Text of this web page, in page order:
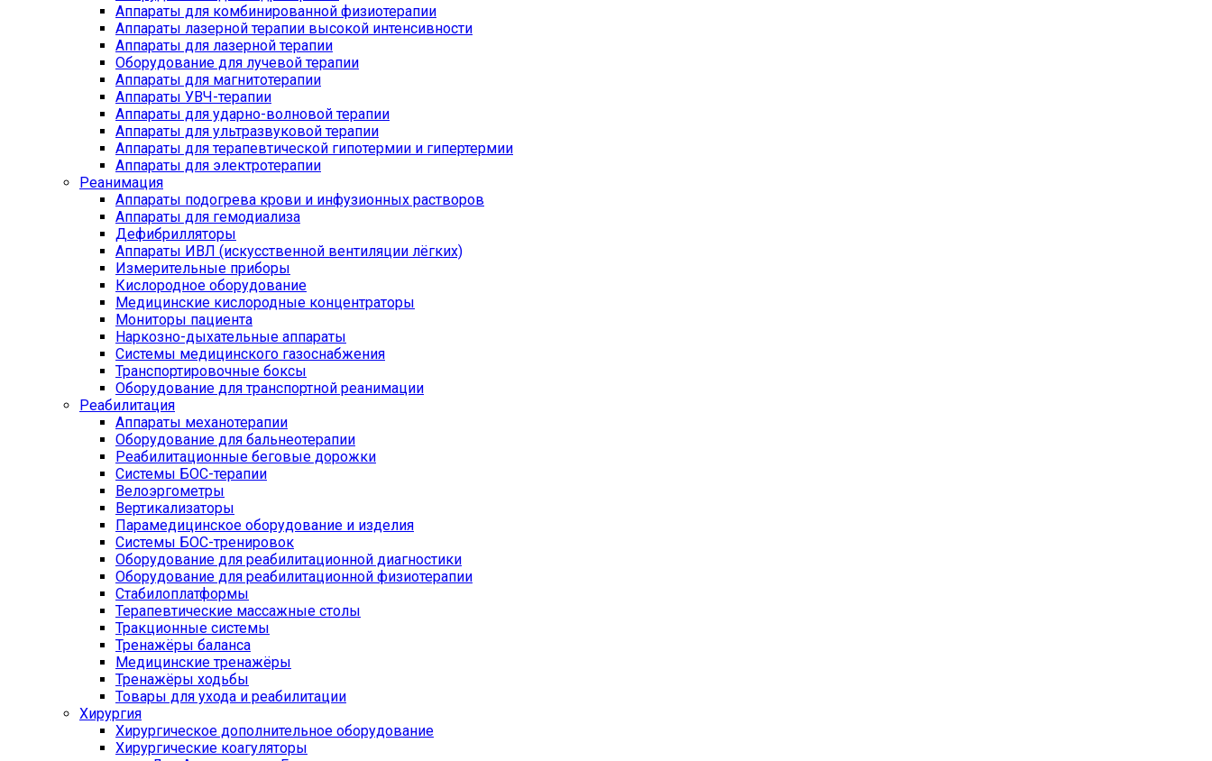
Аппараты для комбинированной физиотерапии
Аппараты лазерной терапии высокой интенсивности
Аппараты для лазерной терапии
Оборудование для лучевой терапии
Аппараты для магнитотерапии
Аппараты УВЧ-терапии
Аппараты для ударно-волновой терапии
Аппараты для ультразвуковой терапии
Аппараты для терапевтической гипотермии и гипертермии
Аппараты для электротерапии
Реанимация
Аппараты подогрева крови и инфузионных растворов
Аппараты для гемодиализа
Дефибрилляторы
Аппараты ИВЛ (искусственной вентиляции лёгких)
Измерительные приборы
Кислородное оборудование
Медицинские кислородные концентраторы
Мониторы пациента
Наркозно-дыхательные аппараты
Системы медицинского газоснабжения
Транспортировочные боксы
Оборудование для транспортной реанимации
Реабилитация
Аппараты механотерапии
Оборудование для бальнеотерапии
Реабилитационные беговые дорожки
Системы БОС-терапии
Велоэргометры
Вертикализаторы
Парамедицинское оборудование и изделия
Системы БОС-тренировок
Оборудование для реабилитационной диагностики
Оборудование для реабилитационной физиотерапии
Стабилоплатформы
Терапевтические массажные столы
Тракционные системы
Тренажёры баланса
Медицинские тренажёры
Тренажёры ходьбы
Товары для ухода и реабилитации
Хирургия
Хирургическое дополнительное оборудование
Хирургические коагуляторы